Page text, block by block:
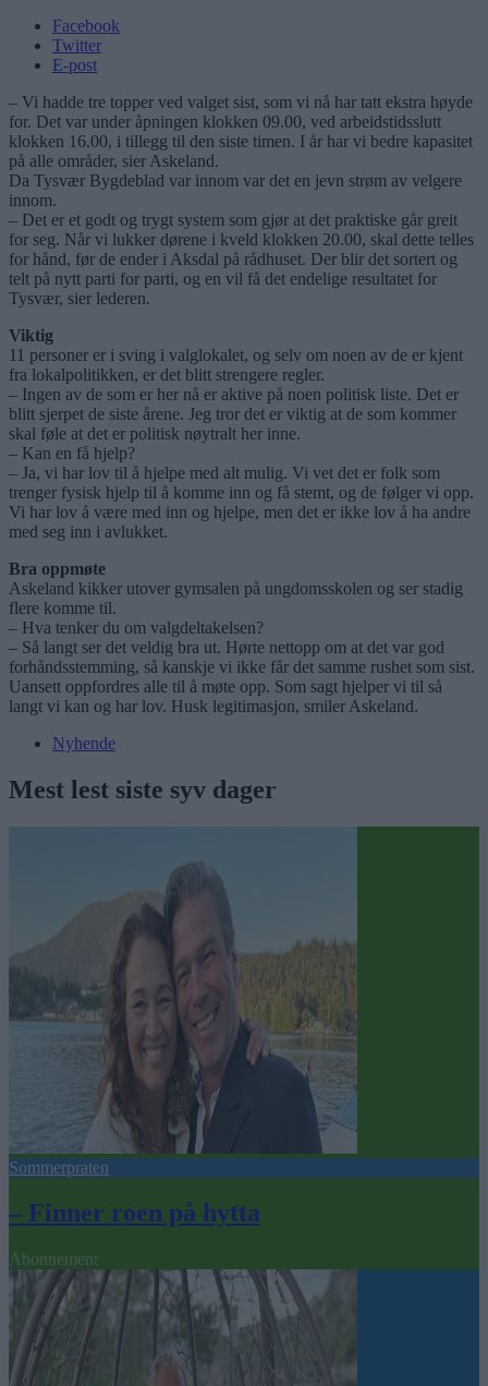
Facebook
Twitter
E-post
– Vi hadde tre topper ved valget sist, som vi nå har tatt ekstra høyde
for. Det var under åpningen klokken 09.00, ved arbeidstidsslutt
klokken 16.00, i tillegg til den siste timen. I år har vi bedre kapasitet
på alle områder, sier Askeland.
Da Tysvær Bygdeblad var innom var det en jevn strøm av velgere
innom.
– Det er et godt og trygt system som gjør at det praktiske går greit
for seg. Når vi lukker dørene i kveld klokken 20.00, skal dette telles
for hånd, før de ender i Aksdal på rådhuset. Der blir det sortert og
telt på nytt parti for parti, og en vil få det endelige resultatet for
Tysvær, sier lederen.
Viktig
11 personer er i sving i valglokalet, og selv om noen av de er kjent
fra lokalpolitikken, er det blitt strengere regler.
– Ingen av de som er her nå er aktive på noen politisk liste. Det er
blitt sjerpet de siste årene. Jeg tror det er viktig at de som kommer
skal føle at det er politisk nøytralt her inne.
– Kan en få hjelp?
– Ja, vi har lov til å hjelpe med alt mulig. Vi vet det er folk som
trenger fysisk hjelp til å komme inn og få stemt, og de følger vi opp.
Vi har lov å være med inn og hjelpe, men det er ikke lov å ha andre
med seg inn i avlukket.
Bra oppmøte
Askeland kikker utover gymsalen på ungdomsskolen og ser stadig
flere komme til.
– Hva tenker du om valgdeltakelsen?
– Så langt ser det veldig bra ut. Hørte nettopp om at det var god
forhåndsstemming, så kanskje vi ikke får det samme rushet som sist.
Uansett oppfordres alle til å møte opp. Som sagt hjelper vi til så
langt vi kan og har lov. Husk legitimasjon, smiler Askeland.
Nyhende
Mest lest siste syv dager
Sommerpraten
– Finner roen på hytta
Abonnement